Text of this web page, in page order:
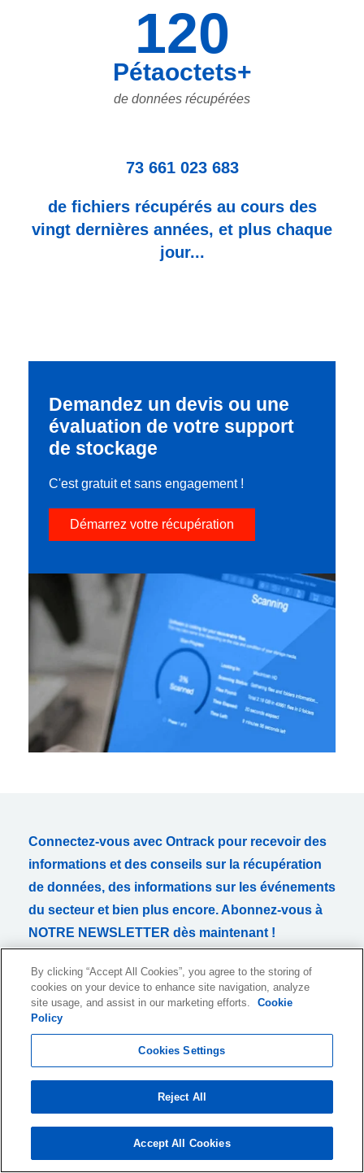
120
Pétaoctets+
de données récupérées
73 661 023 683
de fichiers récupérés au cours des
vingt dernières années, et plus chaque
jour...
Demandez un devis ou une
évaluation de votre support
de stockage
C'est gratuit et sans engagement !
Démarrez votre récupération
Connectez-vous avec Ontrack pour recevoir des
informations et des conseils sur la récupération
de données, des informations sur les événements
du secteur et bien plus encore. Abonnez-vous à
NOTRE NEWSLETTER dès maintenant !
Je souhaite recevoir des informations mensuelles sur des
produits et services ou des sujets connexes par email. Je peux
retirer ce consentement à tout moment. Un lien de désinscription
est inclus dans tous les courriels.
Pour plus d'informations sur la façon dont nous recueillons, traitons et
conservons vos données personnelles, veuillez consulter notre
politique de confidentialité.
By clicking “Accept All Cookies”, you agree to the storing of
cookies on your device to enhance site navigation, analyze
site usage, and assist in our marketing efforts.
Cookie
Policy
Cookies Settings
Reject All
Accept All Cookies